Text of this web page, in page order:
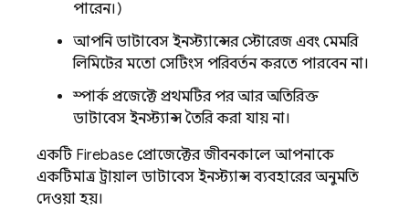
পারেন।)
আপনি ডাটাবেস ইনস্ট্যান্সের স্টোরেজ এবং মেমরি
লিমিটের মতো সেটিংস পরিবর্তন করতে পারবেন না।
স্পার্ক প্রজেক্টে প্রথমটির পর আর অতিরিক্ত
ডাটাবেস ইনস্ট্যান্স তৈরি করা যায় না।
একটি Firebase প্রোজেক্টের জীবনকালে আপনাকে
একটিমাত্র ট্রায়াল ডাটাবেস ইনস্ট্যান্স ব্যবহারের অনুমতি
দেওয়া হয়।